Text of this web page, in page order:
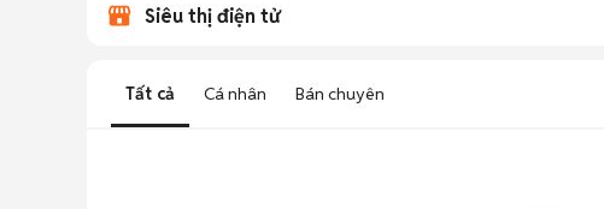
Siêu thị điện tử
Tất cả Cá nhân Bán chuyên